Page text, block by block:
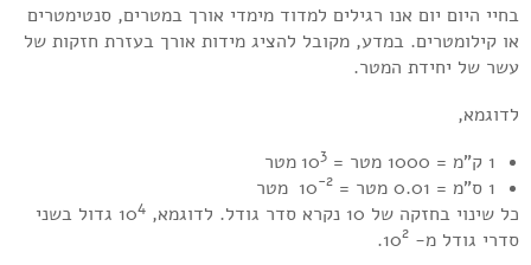
בחיי היום יום אנו רגילים למדוד מימדי אורך במטרים, סנטימטרים
או קילומטרים. במדע, מקובל להציג מידות אורך בעזרת חזקות של
עשר של יחידת המטר.
לדוגמא,
1 ק"מ = 1000 מטר = 10
3
מטר
1 ס"מ = 0.01 מטר = 10
-2
מטר
כל שינוי בחזקה של 10 נקרא סדר גודל. לדוגמא, 10
4
גדול בשני
סדרי גודל מ- 10 2
.